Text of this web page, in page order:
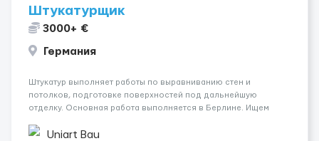
Штукатурщик
3000+ €
Германия
Штукатур выполняет работы по выравниванию стен и
потолков, подготовке поверхностей под дальнейшую
отделку. Основная работа выполняется в Берлине. Ищем
специалистов с подтверждённым опытом и портфолио.
Uniart Bau